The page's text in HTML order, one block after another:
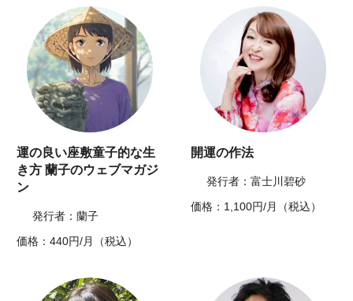
運の良い座敷童子的な生
き方 蘭子のウェブマガジ
ン
発行者：蘭子
価格：440円/月（税込）
開運の作法
発行者：富士川碧砂
価格：1,100円/月（税込）